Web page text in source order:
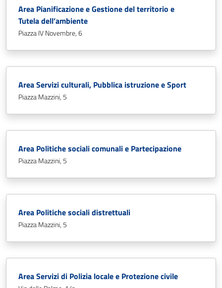
Area Pianificazione e Gestione del territorio e
Tutela dell’ambiente
Piazza IV Novembre, 6
Area Servizi culturali, Pubblica istruzione e Sport
Piazza Mazzini, 5
Area Politiche sociali comunali e Partecipazione
Piazza Mazzini, 5
Area Politiche sociali distrettuali
Piazza Mazzini, 5
Area Servizi di Polizia locale e Protezione civile